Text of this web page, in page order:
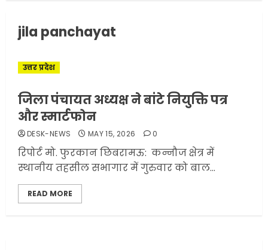
jila panchayat
उत्तर प्रदेश
जिला पंचायत अध्यक्ष ने बांटे नियुक्ति पत्र
और स्मार्टफोन
DESK-NEWS MAY 15, 2026 0
रिपोर्ट मो. फुरकान छिबरामऊ: कन्नौज क्षेत्र में
स्थानीय तहसील सभागार में गुरुवार को बाल...
READ MORE
4
अमेरिका ने फिर से ईरान को युद्ध
समाप्त करने के लिए भेजी अपनी 5
5
ट्रंप ने किया एलान
FEBRUARY 3, 2026 0